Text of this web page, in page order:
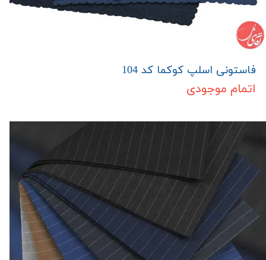
فاستونی اسلپ کوکما کد 104
اتمام موجودی